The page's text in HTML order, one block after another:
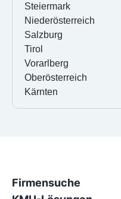
Steiermark
Niederösterreich
Salzburg
Tirol
Vorarlberg
Oberösterreich
Kärnten
Firmensuche